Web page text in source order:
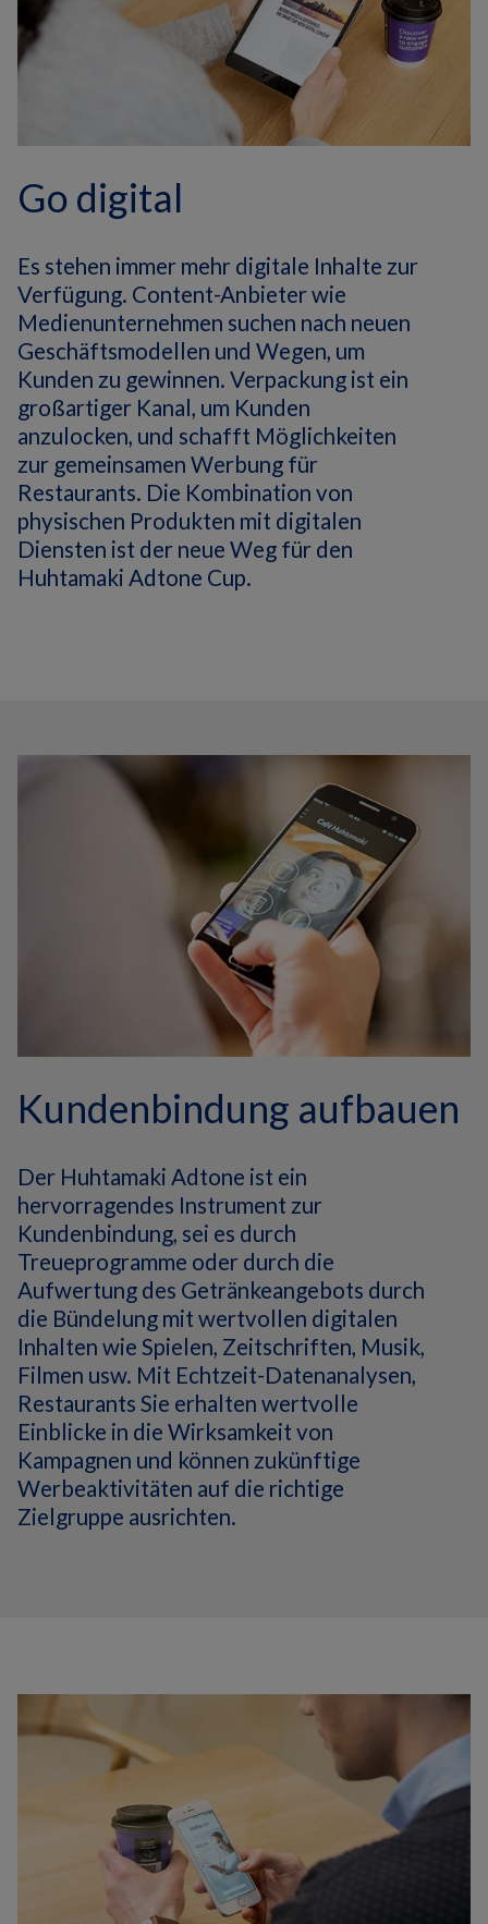
Go digital
Es stehen immer mehr digitale Inhalte zur
Verfügung. Content-Anbieter wie
Medienunternehmen suchen nach neuen
Geschäftsmodellen und Wegen, um
Kunden zu gewinnen. Verpackung ist ein
großartiger Kanal, um Kunden
anzulocken, und schafft Möglichkeiten
zur gemeinsamen Werbung für
Restaurants. Die Kombination von
physischen Produkten mit digitalen
Diensten ist der neue Weg für den
Huhtamaki Adtone Cup.
Kundenbindung aufbauen
Der Huhtamaki Adtone ist ein
hervorragendes Instrument zur
Kundenbindung, sei es durch
Treueprogramme oder durch die
Aufwertung des Getränkeangebots durch
die Bündelung mit wertvollen digitalen
Inhalten wie Spielen, Zeitschriften, Musik,
Filmen usw. Mit Echtzeit-Datenanalysen,
Restaurants Sie erhalten wertvolle
Einblicke in die Wirksamkeit von
Kampagnen und können zukünftige
Werbeaktivitäten auf die richtige
Zielgruppe ausrichten.